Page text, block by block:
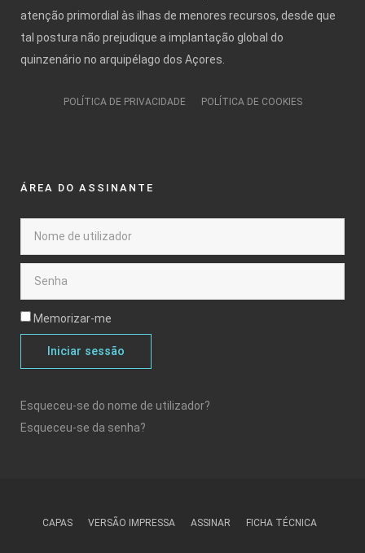
atenção primordial às ilhas de menores recursos, desde que
tal postura não prejudique a implantação global do
quinzenário no arquipélago dos Açores.
POLÍTICA DE PRIVACIDADE POLÍTICA DE COOKIES
ÁREA DO ASSINANTE
Memorizar-me
Iniciar sessão
Esqueceu-se do nome de utilizador?
Esqueceu-se da senha?
CAPAS VERSÃO IMPRESSA ASSINAR FICHA TÉCNICA